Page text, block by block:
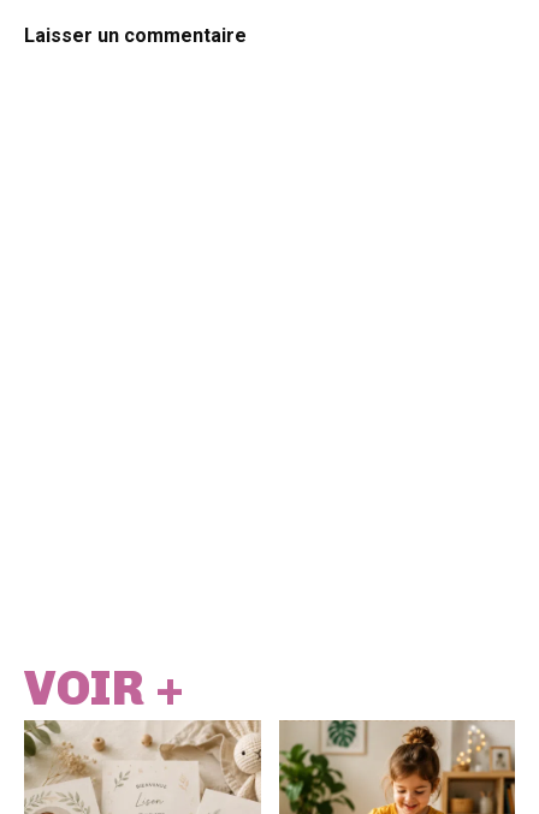
Laisser un commentaire
VOIR +